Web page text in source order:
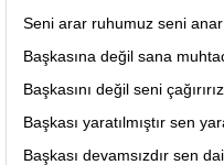
Seni arar ruhumuz seni
Başkasına değil sana
Başkasını değil seni çağırırız
Başkası yaratılmıştır sen
Başkası devamsızdır sen